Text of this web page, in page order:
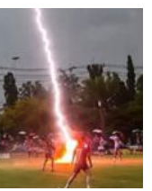
კატეგორიები